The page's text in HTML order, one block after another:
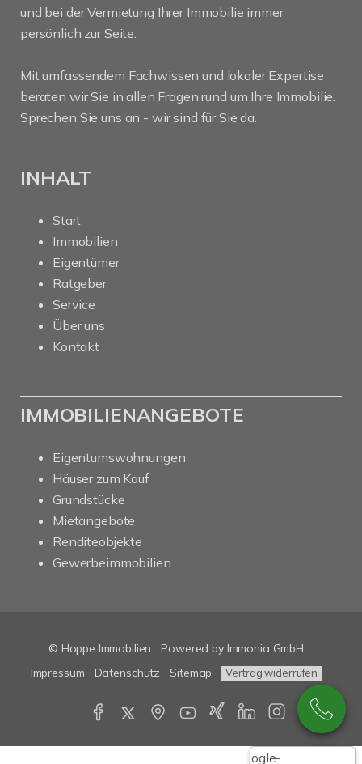
und bei der Vermietung Ihrer Immobilie immer
persönlich zur Seite.
Mit umfassendem Fachwissen und lokaler Expertise
beraten wir Sie in allen Fragen rund um Ihre Immobilie.
Sprechen Sie uns an - wir sind für Sie da.
INHALT
Start
Immobilien
Eigentümer
Ratgeber
Service
Über uns
Kontakt
IMMOBILIENANGEBOTE
Eigentumswohnungen
Häuser zum Kauf
Grundstücke
Mietangebote
Renditeobjekte
Gewerbeimmobilien
© Hoppe Immobilien
Powered by Immonia GmbH
Impressum
Datenschutz Sitemap Vertrag widerrufen
Google-